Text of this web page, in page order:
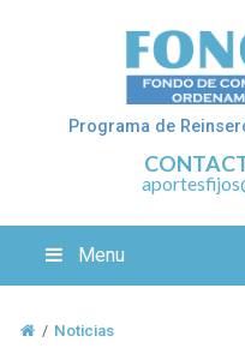
Programa de
Menu
/ Noticias